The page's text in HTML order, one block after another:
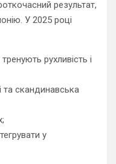
результат,
У 2025 році
рухливість і
та скандинавська
у